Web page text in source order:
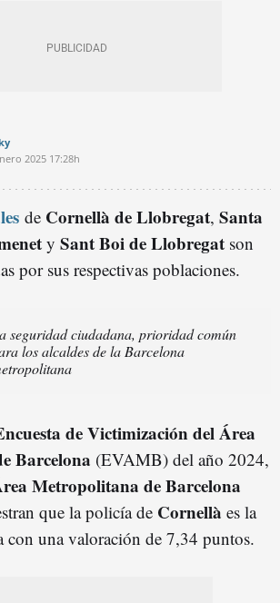
2025 17:28h
de Cornellà de Llobregat, Santa
y Sant Boi de Llobregat son
por sus respectivas poblaciones.
seguridad ciudadana, prioridad común
los alcaldes de la Barcelona
de Victimización del Área
Barcelona (EVAMB) del año 2024,
Metropolitana de Barcelona
que la policía de Cornellà es la
con una valoración de 7,34 puntos.